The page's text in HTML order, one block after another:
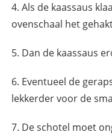
Als de kaassaus
ovenschaal het
Dan de kaassaus
Eventueel de
lekkerder voor de
De schotel moet